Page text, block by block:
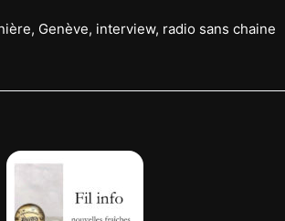
, Genève, interview, radio sans chaine